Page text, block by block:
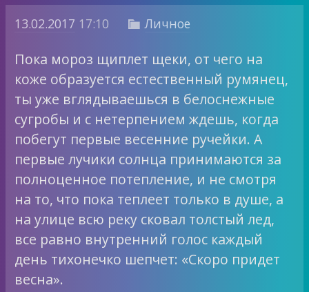
13.02.2017 17:10  Личное
Пока мороз щиплет щеки, от чего на
коже образуется естественный румянец,
ты уже вглядываешься в белоснежные
сугробы и с нетерпением ждешь, когда
побегут первые весенние ручейки. А
первые лучики солнца принимаются за
полноценное потепление, и не смотря
на то, что пока теплеет только в душе, а
на улице всю реку сковал толстый лед,
все равно внутренний голос каждый
день тихонечко шепчет: «Скоро придет
весна».